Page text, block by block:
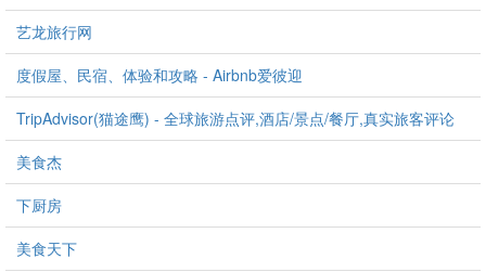
艺龙旅行网
度假屋、民宿、体验和攻略 - Airbnb爱彼迎
TripAdvisor(猫途鹰) - 全球旅游点评,酒店/景点/餐厅,真实旅客评论
美食杰
下厨房
美食天下